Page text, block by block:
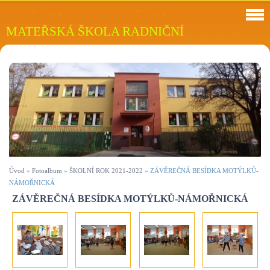
MATEŘSKÁ ŠKOLA RADNIČNÍ
Úvod » Fotoalbum » ŠKOLNÍ ROK 2021-2022 » ZÁVĚREČNÁ BESÍDKA MOTÝLKŮ-
NÁMOŘNICKÁ
ZÁVĚREČNÁ BESÍDKA MOTÝLKŮ-NÁMOŘNICKÁ